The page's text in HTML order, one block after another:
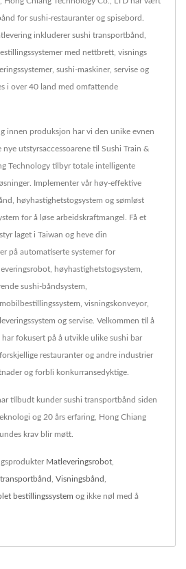
for sushi-restauranter og spisebord.
inkluderer sushi transportbånd,
med nettbrett, visnings
sushi-maskiner, servise og
i over 40 land med omfattende
innen produksjon har vi den unike evnen
utstyrsaccessoarene til Sushi Train &
Technology tilbyr totale intelligente
Implementer vår høy-effektive
høyhastighetstogsystem og sømløst
for å løse arbeidskraftmangel. Få et
laget i Taiwan og heve din
på automatiserte systemer for
høyhastighetstogsystem,
sushi-båndsystem,
visningskonveyor,
og servise. Velkommen til å
fokusert på å utvikle ulike sushi bar
restauranter og andre industrier
og forbli konkurransedyktige.
tilbudt kunder sushi transportbånd siden
og 20 års erfaring, Hong Chiang
krav blir møtt.
Matleveringsrobot
Visningsbånd
bestillingssystem og ikke nøl med å